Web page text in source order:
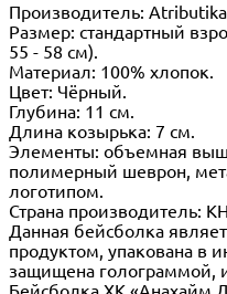
Производитель:
Размер: стандартный
55 - 58 см).
Материал: 100% хлопок.
Цвет: Чёрный.
Глубина: 11 см.
Длина козырька: 7 см.
Элементы: объемная
полимерный шеврон,
логотипом.
Страна производитель:
Данная бейсболка
продуктом, упакована в
защищена голограммой,